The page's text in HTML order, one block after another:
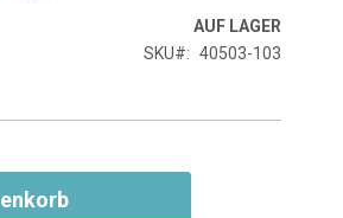
AUF LAGER
SKU
40503-103